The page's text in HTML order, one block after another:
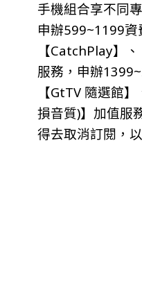
手機組合享不同
申辦599~1199資
【CatchPlay】
服務，申辦
【GtTV 隨選館
損音質)】加值服
得去取消訂閱，